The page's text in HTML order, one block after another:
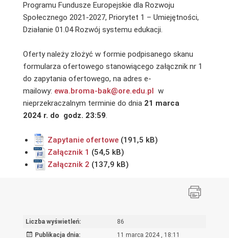
Programu Fundusze Europejskie dla Rozwoju
Społecznego 2021-2027, Priorytet 1 – Umiejętności,
Działanie 01.04 Rozwój systemu edukacji.
Oferty należy złożyć w formie podpisanego skanu
formularza ofertowego stanowiącego załącznik nr 1
do zapytania ofertowego, na adres e-
mailowy: ewa.broma-bak@ore.edu.pl w
nieprzekraczalnym terminie do dnia 21 marca
2024 r. do godz. 23:59.
Zapytanie ofertowe
Załącznik 1
Załącznik 2
Liczba wyświetleń:
86
Publikacja dnia:
11 marca 2024 , 18:11